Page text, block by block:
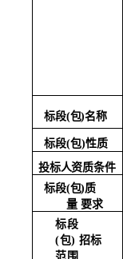
标段(包)名称
标段(包)性质
投标人资质条件
标段(包)质
量 要求
标段
(包) 招标
范围